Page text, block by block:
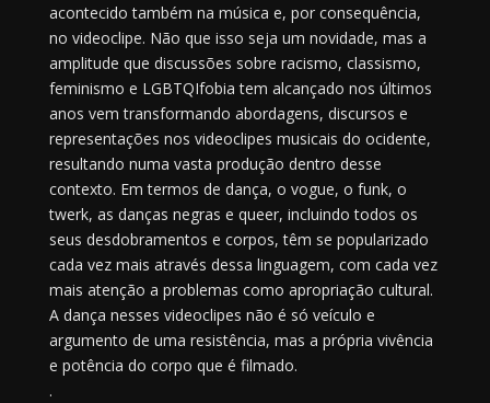
acontecido também na música e, por consequência,
no videoclipe. Não que isso seja um novidade, mas a
amplitude que discussões sobre racismo, classismo,
feminismo e LGBTQIfobia tem alcançado nos últimos
anos vem transformando abordagens, discursos e
representações nos videoclipes musicais do ocidente,
resultando numa vasta produção dentro desse
contexto. Em termos de dança, o vogue, o funk, o
twerk, as danças negras e queer, incluindo todos os
seus desdobramentos e corpos, têm se popularizado
cada vez mais através dessa linguagem, com cada vez
mais atenção a problemas como apropriação cultural.
A dança nesses videoclipes não é só veículo e
argumento de uma resistência, mas a própria vivência
e potência do corpo que é filmado.
.